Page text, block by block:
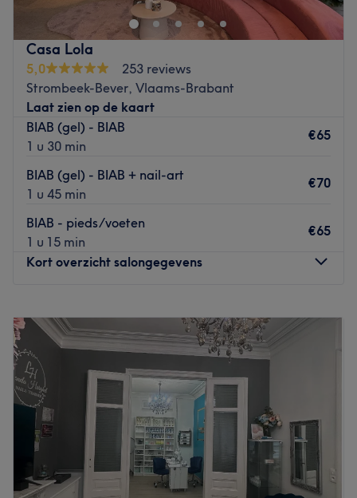
Casa Lola
5,0
253 reviews
Strombeek-Bever, Vlaams-Brabant
Laat zien op de kaart
BIAB (gel) - BIAB
1 u 30 min
€65
BIAB (gel) - BIAB + nail-art
1 u 45 min
€70
BIAB - pieds/voeten
1 u 15 min
€65
Kort overzicht salongegevens
Dinsdag
10:00
19:00
Woensdag
10:00
Donderdag
10:00
Vrijdag
10:00
Zaterdag
Zondag
10:00–19:00
Sfeer in de salon: De sfeer in Casa Lola is rustgevend en
zen. Wij willen graag dat onze klanten ontprikkelen en